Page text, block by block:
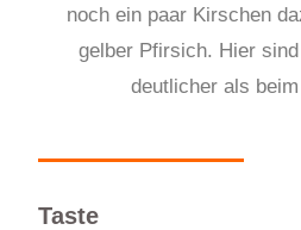
noch ein paar Kirschen
gelber Pfirsich. Hier
deutlicher als
Taste